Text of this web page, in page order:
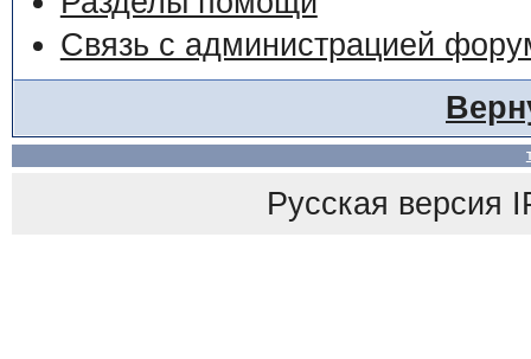
Связь с администрацией
Русская версия